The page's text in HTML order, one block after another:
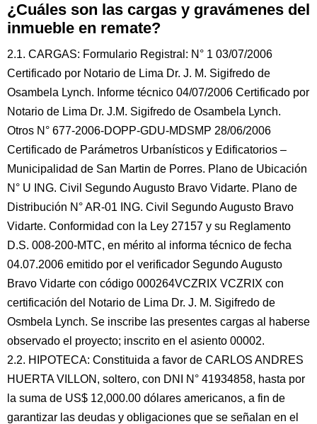
¿Cuáles son las cargas y gravámenes del
inmueble en remate?
2.1. CARGAS: Formulario Registral: N° 1 03/07/2006
Certificado por Notario de Lima Dr. J. M. Sigifredo de
Osambela Lynch. Informe técnico 04/07/2006 Certificado por
Notario de Lima Dr. J.M. Sigifredo de Osambela Lynch.
Otros N° 677-2006-DOPP-GDU-MDSMP 28/06/2006
Certificado de Parámetros Urbanísticos y Edificatorios –
Municipalidad de San Martin de Porres. Plano de Ubicación
N° U ING. Civil Segundo Augusto Bravo Vidarte. Plano de
Distribución N° AR-01 ING. Civil Segundo Augusto Bravo
Vidarte. Conformidad con la Ley 27157 y su Reglamento
D.S. 008-200-MTC, en mérito al informa técnico de fecha
04.07.2006 emitido por el verificador Segundo Augusto
Bravo Vidarte con código 000264VCZRIX VCZRIX con
certificación del Notario de Lima Dr. J. M. Sigifredo de
Osmbela Lynch. Se inscribe las presentes cargas al haberse
observado el proyecto; inscrito en el asiento 00002.
2.2. HIPOTECA: Constituida a favor de CARLOS ANDRES
HUERTA VILLON, soltero, con DNI N° 41934858, hasta por
la suma de US$ 12,000.00 dólares americanos, a fin de
garantizar las deudas y obligaciones que se señalan en el